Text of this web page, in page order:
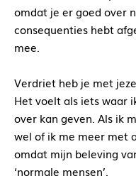
omdat je er goed over
consequenties hebt
mee.
Verdriet heb je met
Het voelt als iets waar
over kan geven. Als ik
wel of ik me meer met
omdat mijn beleving
‘normale mensen’.